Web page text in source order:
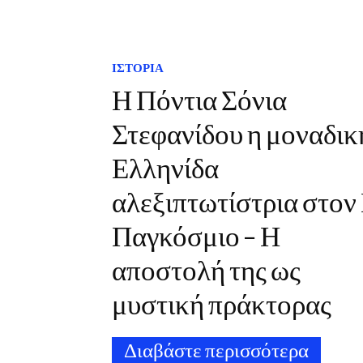
ΙΣΤΟΡΙΑ
Η Πόντια Σόνια
Στεφανίδου η
Ελληνίδα
αλεξιπτωτίστρια στον
Παγκόσμιο – Η
αποστολή της ως
μυστική πράκτορας
Διαβάστε περισσότερα